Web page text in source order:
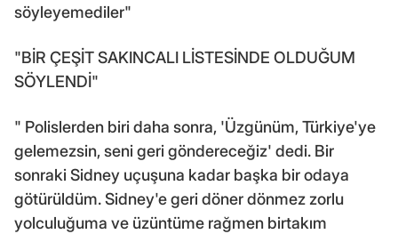
söyleyemediler"
"BİR ÇEŞİT SAKINCALI LİSTESİNDE OLDUĞUM
SÖYLENDİ"
" Polislerden biri daha sonra, 'Üzgünüm, Türkiye'ye
gelemezsin, seni geri göndereceğiz' dedi. Bir
sonraki Sidney uçuşuna kadar başka bir odaya
götürüldüm. Sidney'e geri döner dönmez zorlu
yolculuğuma ve üzüntüme rağmen birtakım